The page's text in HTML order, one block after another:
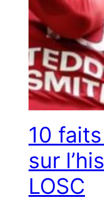
10
sur
LOSC